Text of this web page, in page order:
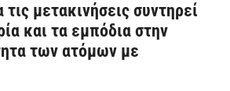
μετακινήσεις συντηρεί
και τα εμπόδια στην
των ατόμων με